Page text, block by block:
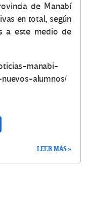
de Manabí
en total, según
a este medio de
manabi-
alumnos/
LEER MÁS »